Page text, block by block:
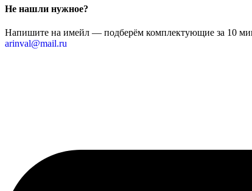
Не нашли нужное?
Напишите на имейл — подберём комплектующие за 10
arinval@mail.ru